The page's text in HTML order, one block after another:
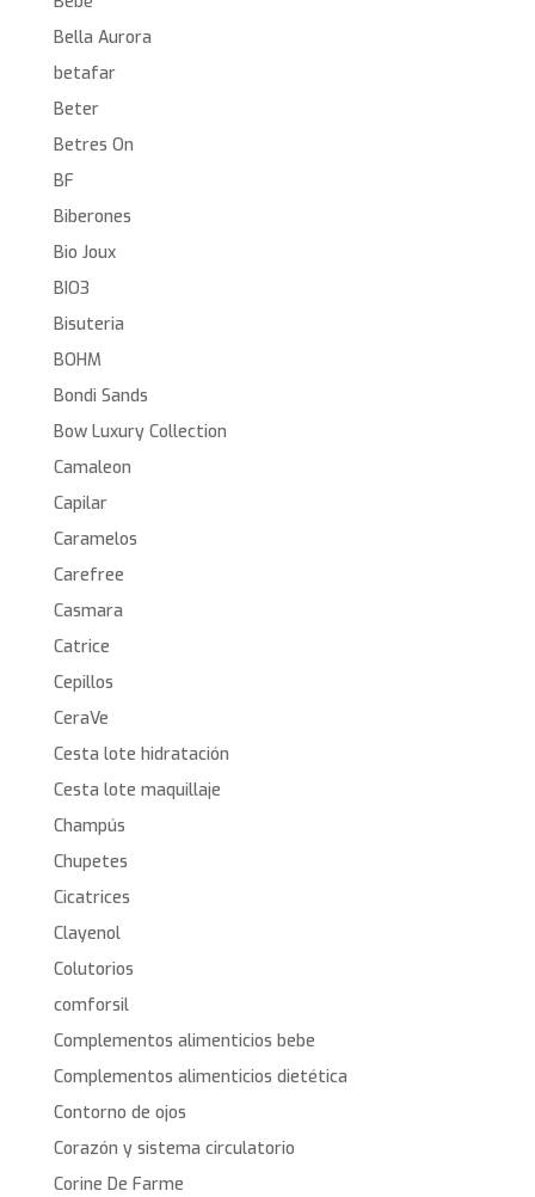
Bella Aurora
betafar
Beter
Betres On
BF
Biberones
Bio Joux
BIO3
Bisuteria
BOHM
Bondi Sands
Bow Luxury Collection
Camaleon
Capilar
Caramelos
Carefree
Casmara
Catrice
Cepillos
CeraVe
Cesta lote hidratación
Cesta lote maquillaje
Champús
Chupetes
Cicatrices
Clayenol
Colutorios
comforsil
Complementos alimenticios bebe
Complementos alimenticios dietética
Contorno de ojos
Corazón y sistema circulatorio
Corine De Farme